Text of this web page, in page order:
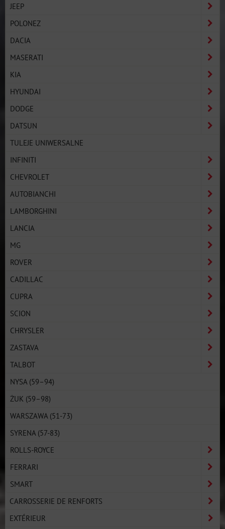
JEEP
POLONEZ
DACIA
MASERATI
KIA
HYUNDAI
DODGE
DATSUN
TULEJE UNIWERSALNE
INFINITI
CHEVROLET
AUTOBIANCHI
LAMBORGHINI
LANCIA
MG
ROVER
CADILLAC
CUPRA
SCION
CHRYSLER
ZASTAVA
TALBOT
NYSA (59–94)
ŻUK (59–98)
WARSZAWA (51-73)
SYRENA (57-83)
ROLLS-ROYCE
FERRARI
SMART
CARROSSERIE DE RENFORTS
EXTÉRIEUR